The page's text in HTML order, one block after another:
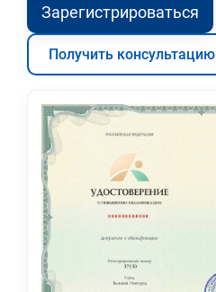
Зарегистрироваться
Получить консультацию